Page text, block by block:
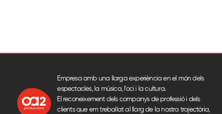
Empresa amb una llarga experiència en el món dels
espectacles, la música, l’oci i la cultura.
El reconeixement dels companys de professió i dels
clients que em treballat al llarg de la nostra trajectòria,